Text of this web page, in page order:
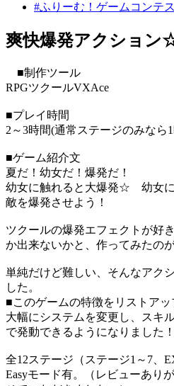
#ふりーむ！ゲームコンテ
爽快爆発アクション
■制作ツール
RPGツクールVXAce
■プレイ時間
2～3時間(通常ステージのみなら
■ゲーム紹介文
夏だ！幼女だ！爆発だ！
幼女に触れると大爆発☆ 幼女に
敵を爆発させよう！
ツクールの爆発エフェクトが好
か出来ないかと、作ってみたのが
単純だけど難しい、そんなアク
した。
■このゲームの特徴をリストアッ
大幅にシステムを変更し、スキ
で発動できるようになりました！
全12ステージ（ステージ1～7、
Easyモード有。（レビューあり